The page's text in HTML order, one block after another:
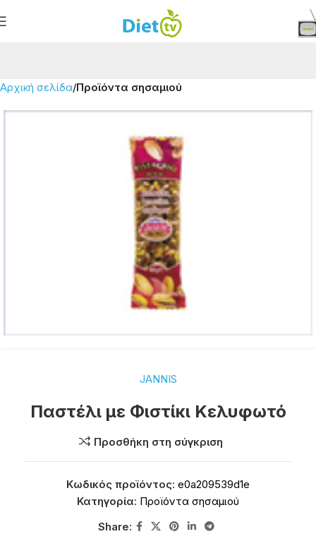
Αρχική σελίδα Προϊόντα σησαμιού
JANNIS
Παστέλι με Φιστίκι Κελυφωτό
Προσθήκη στη σύγκριση
Κωδικός προϊόντος: e0a209539d1e
Κατηγορία: Προϊόντα σησαμιού
Share: